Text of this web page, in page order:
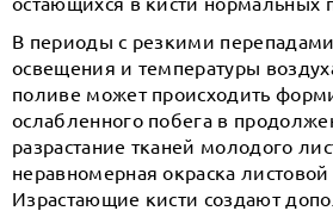
В периоды с резкими
освещения и температуры
поливе может происходить
ослабленного побега в
разрастание тканей молодого
неравномерная окраска
Израстающие кисти создают